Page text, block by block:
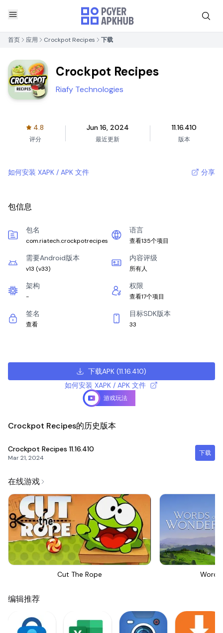
首页 应用 Crockpot Recipes 下载
Crockpot Recipes
Riafy Technologies
4.8
评分
Jun 16, 2024
最近更新
11.16.410
版本
如何安装 XAPK / APK 文件 分享
包信息
包名
com.riatech.crockpotrecipes
语言
查看135个项目
需要Android版本
v13 (v33)
内容评级
所有人
架构
-
权限
查看17个项目
签名
查看
目标SDK版本
33
下载APK (11.16.410)
如何安装 XAPK / APK 文件
游戏玩法
Crockpot Recipes的历史版本
Crockpot Recipes 11.16.410
Mar 21, 2024
下载
在线游戏
Cut The Rope
编辑推荐